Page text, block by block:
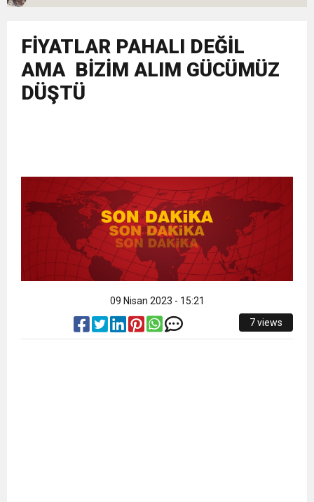
11:32 Dr. Öcük, karın germe estetiği ile ilgili bilgi verdi
10:45 Terör Örgütüne MİT’ten Darbe!
FİYATLAR PAHALI DEĞİL
AMA BİZİM ALIM GÜCÜMÜZ
DÜŞTÜ
09 Nisan 2023 - 15:21
7 views